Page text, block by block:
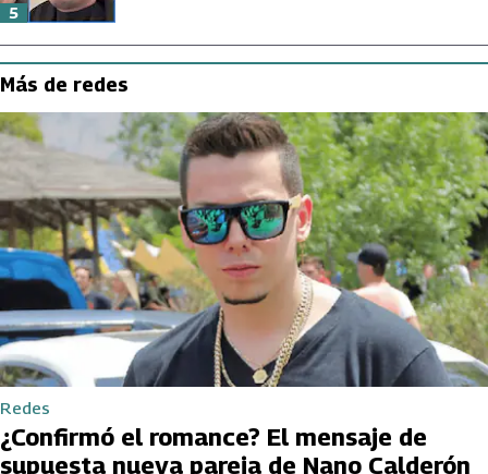
5
Más de redes
Redes
¿Confirmó el romance? El mensaje de
supuesta nueva pareja de Nano Calderón